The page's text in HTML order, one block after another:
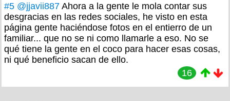
#5 @jjavii887 Ahora a la gente le mola contar sus
desgracias en las redes sociales, he visto en esta
página gente haciéndose fotos en el entierro de un
familiar... que no se ni como llamarle a eso. No se
qué tiene la gente en el coco para hacer esas cosas,
ni qué beneficio sacan de ello.
16